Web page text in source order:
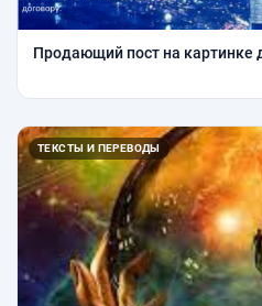
Продающий пост на картинке
ТЕКСТЫ И ПЕРЕВОДЫ